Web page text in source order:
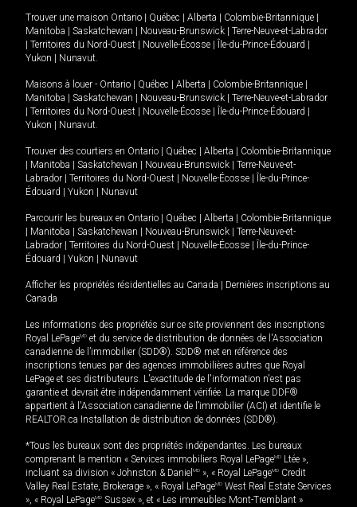
Trouver une maison Ontario Québec Alberta Colombie-Britannique
Manitoba
Saskatchewan Nouveau-Brunswick
Terre-Neuve-et-Labrador
Territoires du Nord-Ouest Nouvelle-Écosse Île-du-Prince-Édouard
Yukon
Nunavut.
Maisons à louer - Ontario Québec Alberta Colombie-Britannique
Manitoba
Saskatchewan Nouveau-Brunswick
Terre-Neuve-et-Labrador
Territoires du Nord-Ouest Nouvelle-Écosse Île-du-Prince-Édouard
Yukon
Nunavut.
Trouver des courtiers en Ontario Québec Alberta
Colombie-Britannique
Manitoba Saskatchewan Nouveau-Brunswick
Terre-Neuve-et-
Labrador
Territoires du Nord-Ouest Nouvelle-Écosse
Île-du-Prince-
Édouard
Yukon Nunavut
Parcourir les bureaux en Ontario Québec Alberta
Colombie-Britannique
Manitoba Saskatchewan Nouveau-Brunswick
Terre-Neuve-et-
Labrador
Territoires du Nord-Ouest Nouvelle-Écosse
Île-du-Prince-
Édouard
Yukon Nunavut
Afficher les propriétés résidentielles au Canada
Dernières inscriptions au
Canada
Les informations des propriétés sur ce site proviennent des inscriptions
Royal LePageMD et du service de distribution de données de l'Association
canadienne de l’immobilier (SDD®). SDD® met en référence des
inscriptions tenues par des agences immobilières autres que Royal
LePage et ses distributeurs. L'exactitude de l'information n'est pas
garantie et devrait être indépendamment vérifiée. La marque DDF®
appartient à l'Association canadienne de l’immobilier (ACI) et identifie le
REALTOR.ca Installation de distribution de données (SDD®).
*Tous les bureaux sont des propriétés indépendantes. Les bureaux
comprenant la mention « Services immobiliers Royal LePageMD Ltée »,
incluant sa division « Johnston & Daniel MD », « Royal LePageMD Credit
Valley Real Estate, Brokerage », « Royal LePageMD West Real Estate Services
», « Royal LePageMD Sussex », et « Les immeubles Mont-Tremblant »